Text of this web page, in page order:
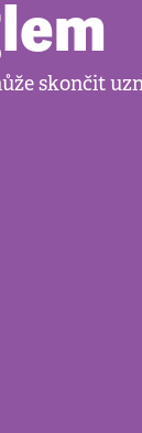
skončit